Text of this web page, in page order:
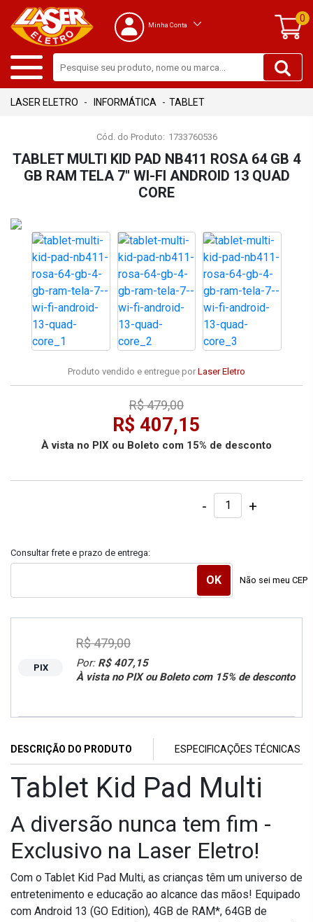
Minha Conta
0
INFORMÁTICA TABLET
Cód. do Produto: 1733760536
TABLET MULTI KID PAD NB411 ROSA 64 GB 4
GB RAM TELA 7" WI-FI ANDROID 13 QUAD
CORE
Produto vendido e entregue por Laser Eletro
R$ 407,15
À vista no PIX ou Boleto com 15% de desconto
R$ 479,00
- +
Consultar frete e prazo de entrega:
Não sei meu CEP
PIX Por: R$ 407,15
À vista no PIX ou Boleto com 15% de desconto
R$ 479,00
DESCRIÇÃO DO PRODUTO ESPECIFICAÇÕES TÉCNICAS
Tablet Kid Pad Multi
A diversão nunca tem fim -
Exclusivo na Laser Eletro!
Com o Tablet Kid Pad Multi, as crianças têm um universo de
entretenimento e educação ao alcance das mãos! Equipado
com Android 13 (GO Edition), 4GB de RAM*, 64GB de